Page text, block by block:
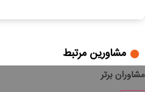
مشاورین مرتبط
مشاوران برتر